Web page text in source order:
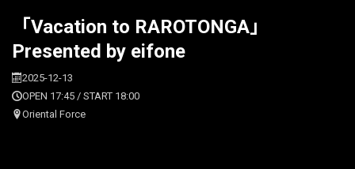
「Vacation to RAROTONGA」
Presented by eifone
2025-12-13
OPEN 17:45 / START 18:00
Oriental Force